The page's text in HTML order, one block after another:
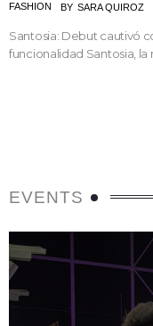
FASHION BY SARA QUIROZ
Santosia: Debut cautivó
funcionalidad Santosia, la
EVENTS